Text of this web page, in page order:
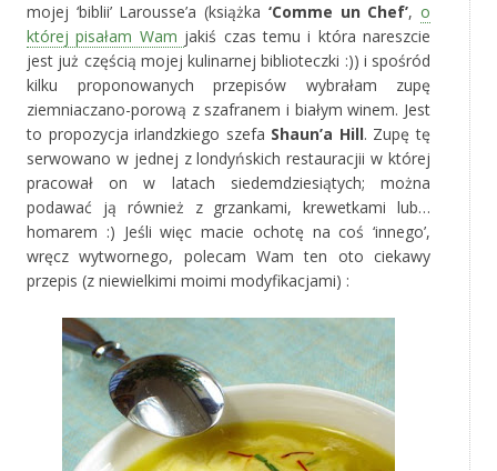
mojej ‘biblii’ Larousse’a (książka ‘Comme un Chef’,o
której pisałam Wam jakiś czas temu i która nareszcie
jest już częścią mojej kulinarnej biblioteczki :)) i spośród
kilku proponowanych przepisów wybrałam zupę
ziemniaczano-porową z szafranem i białym winem. Jest
to propozycja irlandzkiego szefa Shaun’a Hill. Zupę tę
serwowano w jednej z londyńskich restauracjii w której
pracował on w latach siedemdziesiątych; można
podawać ją również z grzankami, krewetkami lub…
homarem :) Jeśli więc macie ochotę na coś ‘innego’,
wręcz wytwornego, polecam Wam ten oto ciekawy
przepis (z niewielkimi moimi modyfikacjami) :